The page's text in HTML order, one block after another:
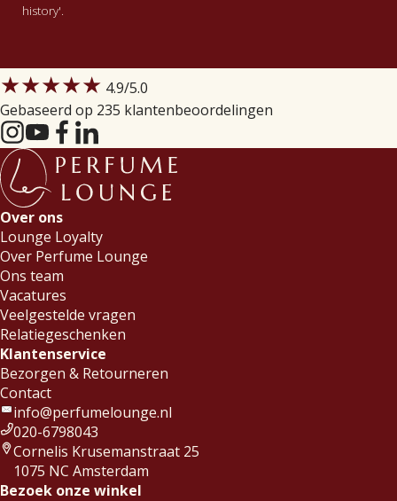
history'.
★★★★★ 4.9/5.0
Gebaseerd op 235 klantenbeoordelingen
Over ons
Lounge Loyalty
Over Perfume Lounge
Ons team
Vacatures
Veelgestelde vragen
Relatiegeschenken
Klantenservice
Bezorgen & Retourneren
Contact
info@perfumelounge.nl
020-6798043
Cornelis Krusemanstraat 25
1075 NC Amsterdam
Bezoek onze winkel